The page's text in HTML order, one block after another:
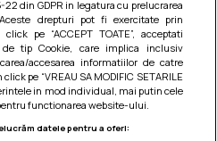
cu arpagic rosu
din GDPR in legatura cu prelucrarea
drepturi pot fi exercitate prin
click pe “ACCEPT TOATE”, acceptati
tip Cookie, care implica inclusiv
accesarea informatiilor de catre
pe “VREAU SA MODIFIC SETARILE
in mod individual, mai putin cele
functionarea website-ului.
datele pentru a oferi: